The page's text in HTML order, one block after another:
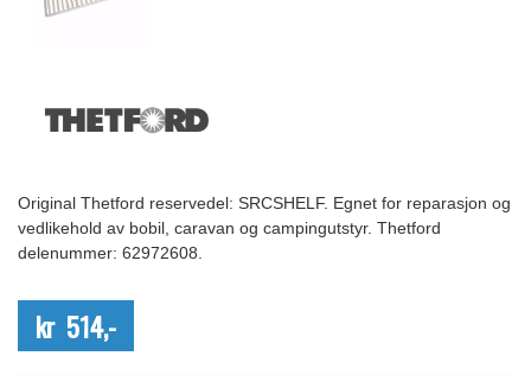
Original Thetford reservedel: SRCSHELF. Egnet for reparasjon og
vedlikehold av bobil, caravan og campingutstyr. Thetford
delenummer: 62972608.
kr 514,-